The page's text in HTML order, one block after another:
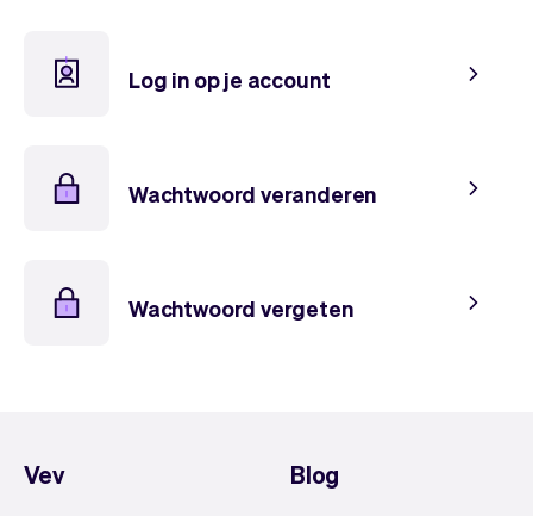
Log in op je account
Wachtwoord veranderen
Wachtwoord vergeten
Vev Blog